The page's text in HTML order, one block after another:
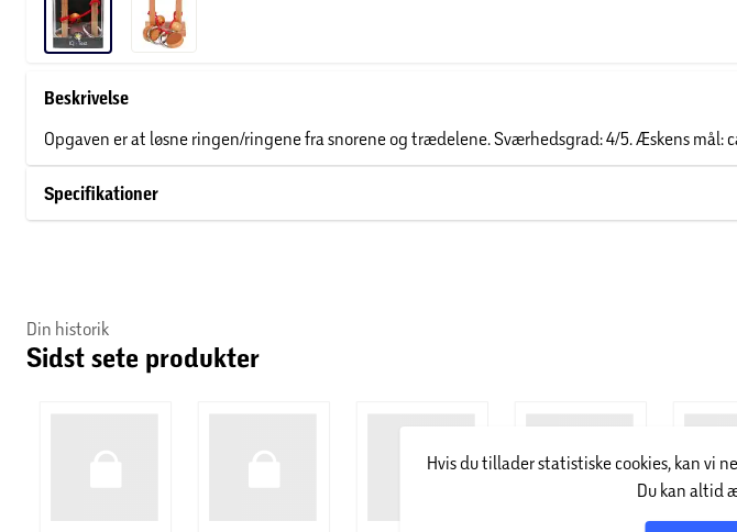
Beskrivelse
Opgaven er at løsne ringen/ringene fra snorene og trædelene. Sværhedsgrad: 4/5. Æskens mål:
Specifikationer
Din historik
Sidst sete produkter
Hvis du tillader statistiske cookies, kan vi
Du kan altid